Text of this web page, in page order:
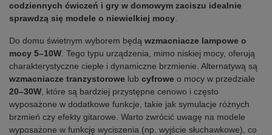
codziennych ćwiczeń i gry w domowym zaciszu idealnie
sprawdzą się modele o niewielkiej mocy
Do domu świetnym wyborem będą wzmacniacze lampowe o
mocy 5–10W . Tego typu urządzenia, mimo niskiej mocy, oferują
charakterystyczne ciepłe i dynamiczne brzmienie. Alternatywą są
wzmacniacze tranzystorowe lub cyfrowe o mocy w przedziale
20–30W , które są bardziej przystępne cenowo i często
wyposażone w dodatkowe funkcje, takie jak symulacje różnych
brzmień czy efekty gitarowe. Warto zwrócić uwagę na modele
wyposażone w funkcję wyciszenia (np. wyjście słuchawkowe), co